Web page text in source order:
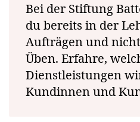
Bei der Stiftung
du bereits in der
Aufträgen und
Üben. Erfahre,
Dienstleistungen
Kundinnen und